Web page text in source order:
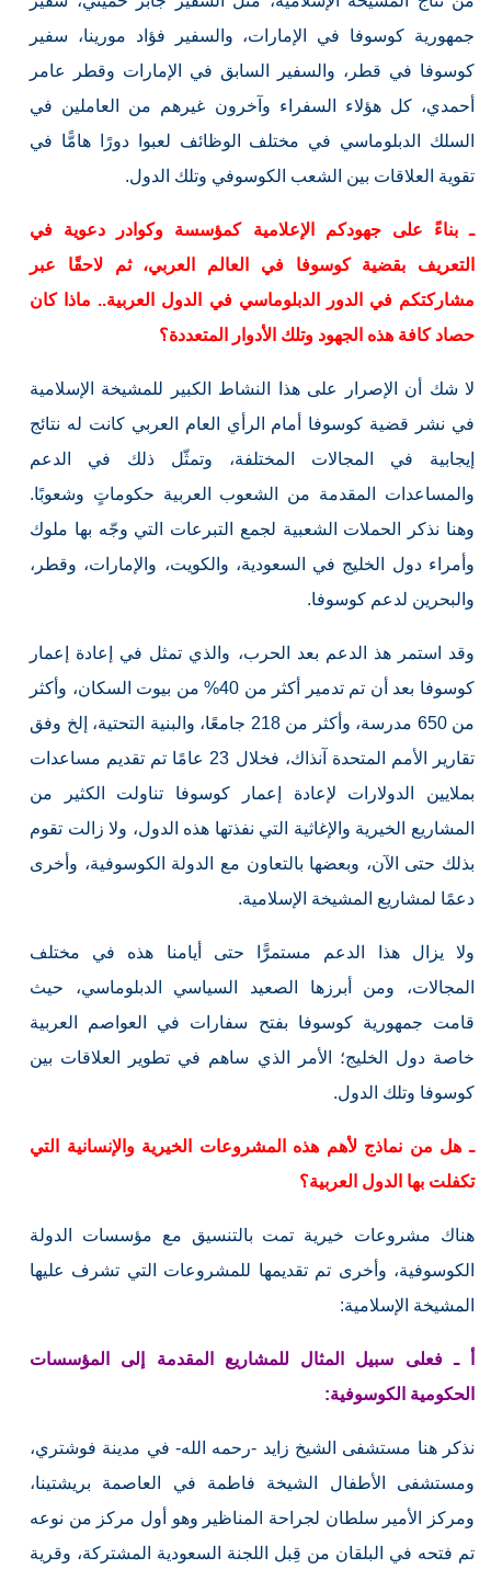
جمهورية كوسوفا في الإمارات، والسفير فؤاد مورينا، سفير
كوسوفا في قطر، والسفير السابق في الإمارات وقطر عامر
أحمدي، كل هؤلاء السفراء وآخرون غيرهم من العاملين في
السلك الدبلوماسي في مختلف الوظائف لعبوا دورًا هامًّا في
تقوية العلاقات بين الشعب الكوسوفي وتلك الدول.
ـ بناءً على جهودكم الإعلامية كمؤسسة وكوادر دعوية في
التعريف بقضية كوسوفا في العالم العربي، ثم لاحقًا عبر
مشاركتكم في الدور الدبلوماسي في الدول العربية.. ماذا كان
حصاد كافة هذه الجهود وتلك الأدوار المتعددة؟
لا شك أن الإصرار على هذا النشاط الكبير للمشيخة الإسلامية
في نشر قضية كوسوفا أمام الرأي العام العربي كانت له نتائج
إيجابية في المجالات المختلفة، وتمثّل ذلك في الدعم
والمساعدات المقدمة من الشعوب العربية حكوماتٍ وشعوبًا.
وهنا نذكر الحملات الشعبية لجمع التبرعات التي وجّه بها ملوك
وأمراء دول الخليج في السعودية، والكويت، والإمارات، وقطر،
والبحرين لدعم كوسوفا.
وقد استمر هذ الدعم بعد الحرب، والذي تمثل في إعادة إعمار
كوسوفا بعد أن تم تدمير أكثر من 40% من بيوت السكان، وأكثر
من 650 مدرسة، وأكثر من 218 جامعًا، والبنية التحتية، إلخ وفق
تقارير الأمم المتحدة آنذاك، فخلال 23 عامًا تم تقديم مساعدات
بملايين الدولارات لإعادة إعمار كوسوفا تناولت الكثير من
المشاريع الخيرية والإغاثية التي نفذتها هذه الدول، ولا زالت تقوم
بذلك حتى الآن، وبعضها بالتعاون مع الدولة الكوسوفية، وأخرى
دعمًا لمشاريع المشيخة الإسلامية.
ولا يزال هذا الدعم مستمرًّا حتى أيامنا هذه في مختلف
المجالات، ومن أبرزها الصعيد السياسي الدبلوماسي، حيث
قامت جمهورية كوسوفا بفتح سفارات في العواصم العربية
خاصة دول الخليج؛ الأمر الذي ساهم في تطوير العلاقات بين
كوسوفا وتلك الدول.
ـ هل من نماذج لأهم هذه المشروعات الخيرية والإنسانية التي
تكفلت بها الدول العربية؟
هناك مشروعات خيرية تمت بالتنسيق مع مؤسسات الدولة
الكوسوفية، وأخرى تم تقديمها للمشروعات التي تشرف عليها
المشيخة الإسلامية:
أ ـ فعلى سبيل المثال للمشاريع المقدمة إلى المؤسسات
الحكومية الكوسوفية:
نذكر هنا مستشفى الشيخ زايد -رحمه الله- في مدينة فوشتري،
ومستشفى الأطفال الشيخة فاطمة في العاصمة بريشتينا،
ومركز الأمير سلطان لجراحة المناظير وهو أول مركز من نوعه
تم فتحه في البلقان من قِبل اللجنة السعودية المشتركة، وقرية